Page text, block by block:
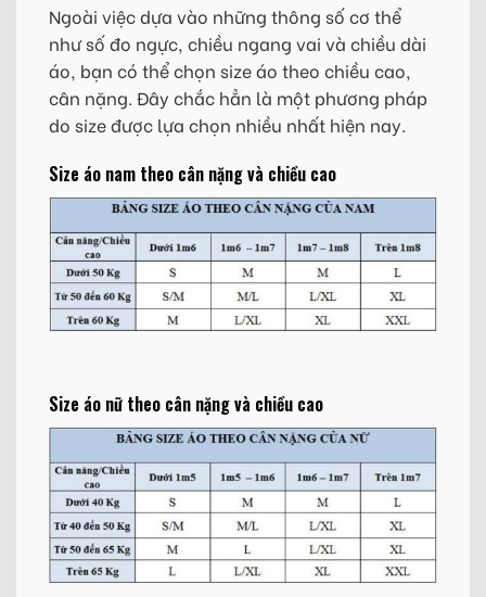
Ngoài việc dựa vào những thông số cơ thể
như số đo ngực, chiều ngang vai và chiều dài
áo, bạn có thể chọn size áo theo chiều cao,
cân nặng. Đây chắc hẳn là một phương pháp
do size được lựa chọn nhiều nhất hiện nay.
Size áo nam theo cân nặng và chiều cao
Size áo nữ theo cân nặng và chiều cao